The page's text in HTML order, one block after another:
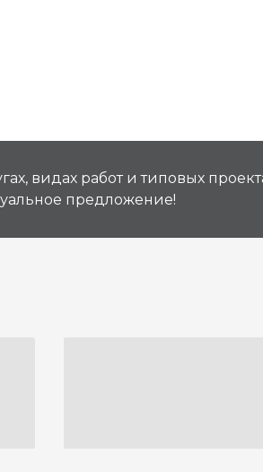
видах работ и типовых
предложение!